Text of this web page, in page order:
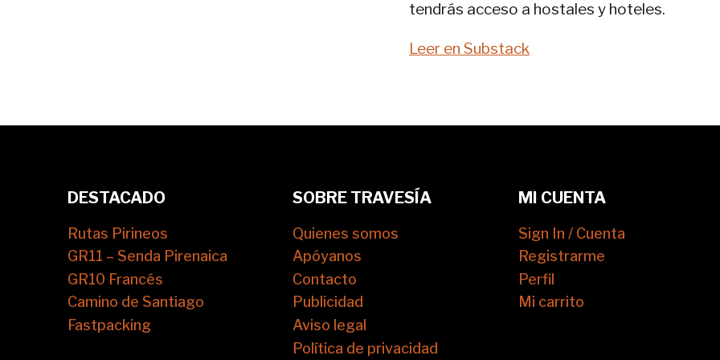
tendrás acceso a hostales y hoteles.
Leer en Substack
DESTACADO
Rutas Pirineos
GR11 – Senda Pirenaica
GR10 Francés
Camino de Santiago
Fastpacking
SOBRE TRAVESÍA
Quienes somos
Apóyanos
Contacto
Publicidad
Aviso legal
Política de privacidad
MI CUENTA
Sign In / Cuenta
Registrarme
Perfil
Mi carrito